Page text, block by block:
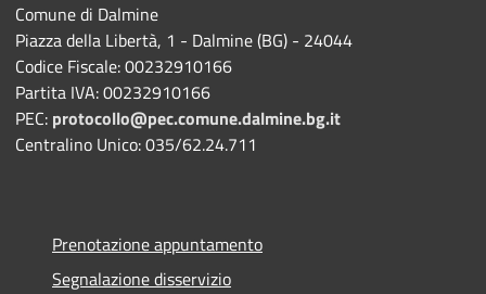
Comune di Dalmine
Piazza della Libertà, 1 - Dalmine (BG) - 24044
Codice Fiscale: 00232910166
Partita IVA: 00232910166
PEC: protocollo@pec.comune.dalmine.bg.it
Centralino Unico: 035/62.24.711
Prenotazione appuntamento
Segnalazione disservizio